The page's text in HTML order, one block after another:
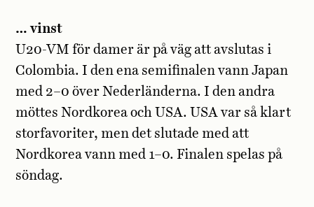
… vinst
U20-VM för damer är på väg att avslutas i
Colombia. I den ena semifinalen vann Japan
med 2–0 över Nederländerna. I den andra
möttes Nordkorea och USA. USA var så klart
storfavoriter, men det slutade med att
Nordkorea vann med 1–0. Finalen spelas på
söndag.